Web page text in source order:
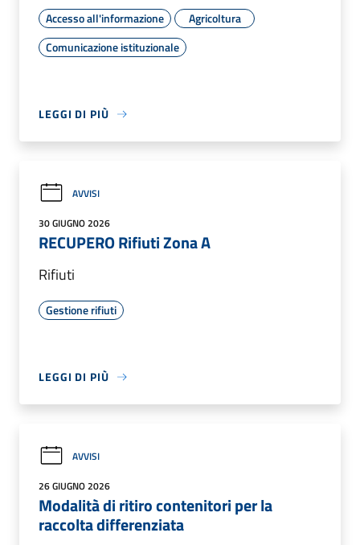
Accesso all'informazione
Agricoltura
Comunicazione istituzionale
LEGGI DI PIÙ
AVVISI
30 GIUGNO 2026
RECUPERO Rifiuti Zona A
Rifiuti
Gestione rifiuti
LEGGI DI PIÙ
AVVISI
26 GIUGNO 2026
Modalità di ritiro contenitori per la
raccolta differenziata